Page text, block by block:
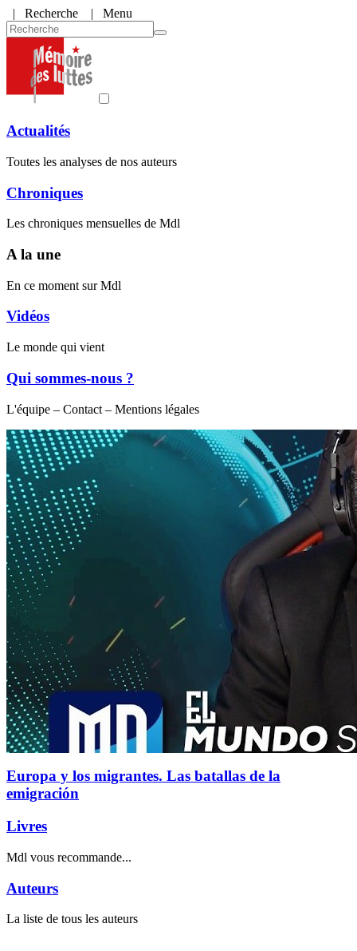
| Recherche | Menu
Actualités
Toutes les analyses de nos auteurs
Chroniques
Les chroniques mensuelles de Mdl
A la une
En ce moment sur Mdl
Vidéos
Le monde qui vient
Qui sommes-nous ?
L'équipe – Contact – Mentions légales
Europa y los migrantes. Las batallas de la
emigración
Livres
Mdl vous recommande...
Auteurs
La liste de tous les auteurs